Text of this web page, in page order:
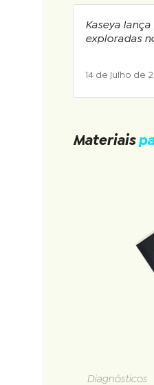
Kaseya
exploradas
14 de julho de
Materiais
Diagnósticos